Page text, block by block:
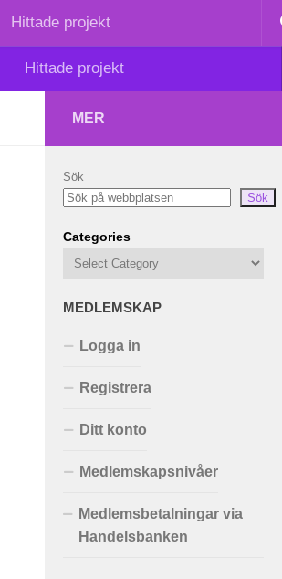
Hittade projekt
Hittade projekt
MER
Sök
Sök
Categories
MEDLEMSKAP
Logga in
Registrera
Ditt konto
Medlemskapsnivåer
Medlemsbetalningar via
Handelsbanken